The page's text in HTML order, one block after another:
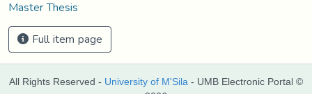
Master Thesis
Full item page
All Rights Reserved - University of M'Sila - UMB Electronic Portal ©